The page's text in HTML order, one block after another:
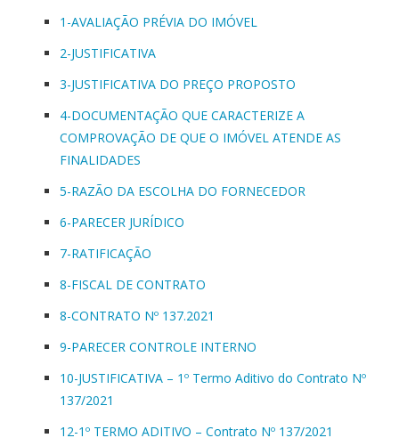
1-AVALIAÇÃO PRÉVIA DO IMÓVEL
2-JUSTIFICATIVA
3-JUSTIFICATIVA DO PREÇO PROPOSTO
4-DOCUMENTAÇÃO QUE CARACTERIZE A
COMPROVAÇÃO DE QUE O IMÓVEL ATENDE AS
FINALIDADES
5-RAZÃO DA ESCOLHA DO FORNECEDOR
6-PARECER JURÍDICO
7-RATIFICAÇÃO
8-FISCAL DE CONTRATO
8-CONTRATO Nº 137.2021
9-PARECER CONTROLE INTERNO
10-JUSTIFICATIVA – 1º Termo Aditivo do Contrato Nº
137/2021
12-1º TERMO ADITIVO – Contrato Nº 137/2021